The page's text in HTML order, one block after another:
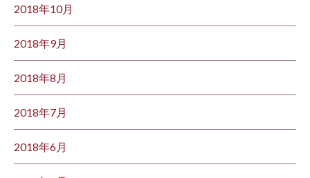
2018年10月
2018年9月
2018年8月
2018年7月
2018年6月